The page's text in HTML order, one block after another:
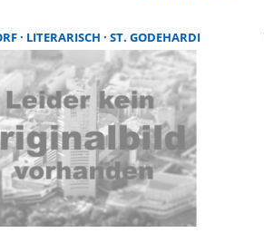
präsentierte im Rahmen der St.
zum 200-jährigen
ein beeindruckendes
dem Motto „Großer Gott wir
Die Musikauswahl spannte einen
Barock bis zur Gegenwart und
bekannte Werke als auch
weniger bekannter Musiker.
LITERARISCH ST. GODEHARDI